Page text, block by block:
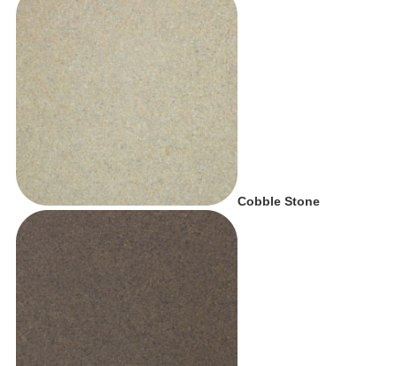
Cobble Stone